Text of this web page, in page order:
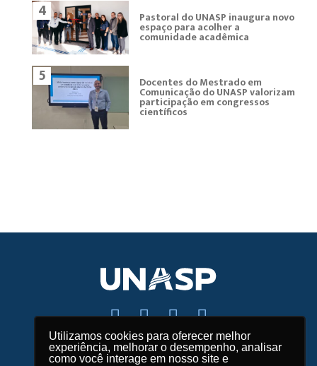
Utilizamos cookies para oferecer melhor
experiência, melhorar o desempenho, analisar
como você interage em nosso site e
4 Pastoral do UNASP inaugura novo
espaço para acolher a
comunidade acadêmica
5 Docentes do Mestrado em
Comunicação do UNASP valorizam
participação em congressos
científicos
Fale conosco